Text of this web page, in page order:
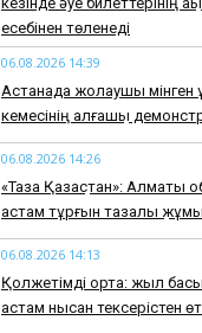
есебінен төленеді
06.08.2026 14:39
Астанада жолаушы мінген
кемесінің алғашқы
06.08.2026 14:26
«Таза Қазақстан»: Алматы
астам тұрғын тазалық
06.08.2026 14:13
Қолжетімді орта: жыл
астам нысан тексерістен